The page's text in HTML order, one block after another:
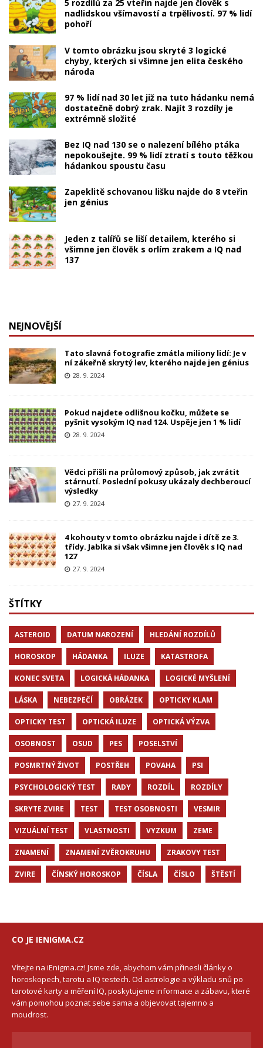
5 rozdílů za 25 vteřin najde jen člověk s
nadlidskou všímavostí a trpělivostí. 97 % lidí
pohoří
V tomto obrázku jsou skryté 3 logické
chyby, kterých si všimne jen elita českého
národa
97 % lidí nad 30 let již na tuto hádanku nemá
dostatečně dobrý zrak. Najít 3 rozdíly je
extrémně složité
Bez IQ nad 130 se o nalezení bílého ptáka
nepokoušejte. 99 % lidí ztratí s touto těžkou
hádankou spoustu času
Zapeklitě schovanou lišku najde do 8 vteřin
jen génius
Jeden z talířů se liší detailem, kterého si
všimne jen člověk s orlím zrakem a IQ nad
137
NEJNOVĚJŠÍ
Tato slavná fotografie zmátla miliony lidí: Je v
ní zákeřně skrytý lev, kterého najde jen génius
28. 9. 2024
Pokud najdete odlišnou kočku, můžete se
pyšnit vysokým IQ nad 124. Uspěje jen 1 % lidí
28. 9. 2024
Vědci přišli na průlomový způsob, jak zvrátit
stárnutí. Poslední pokusy ukázaly dechberoucí
výsledky
27. 9. 2024
4 kohouty v tomto obrázku najde i dítě ze 3.
třídy. Jablka si však všimne jen člověk s IQ nad
127
27. 9. 2024
ŠTÍTKY
ASTEROID DATUM NAROZENÍ HLEDÁNÍ ROZDÍLŮ
HOROSKOP HÁDANKA ILUZE KATASTROFA
KONEC SVETA LOGICKÁ HÁDANKA LOGICKÉ MYŠLENÍ
LÁSKA NEBEZPEČÍ OBRÁZEK OPTICKY KLAM
OPTICKY TEST OPTICKÁ ILUZE OPTICKÁ VÝZVA
OSOBNOST OSUD PES POSELSTVÍ
POSMRTNÝ ŽIVOT POSTŘEH POVAHA PSI
PSYCHOLOGICKÝ TEST RADY ROZDÍL ROZDÍLY
SKRYTE ZVIRE TEST TEST OSOBNOSTI VESMIR
VIZUÁLNÍ TEST VLASTNOSTI VYZKUM ZEME
ZNAMENÍ ZNAMENÍ ZVĚROKRUHU ZRAKOVY TEST
ZVIRE ČÍNSKÝ HOROSKOP ČÍSLA ČÍSLO ŠTĚSTÍ
CO JE IENIGMA.CZ
Vítejte na iEnigma.cz! Jsme zde, abychom vám přinesli články o
horoskopech, tarotu a IQ testech. Od astrologie a výkladu snů po
tarotové karty a měření IQ, poskytujeme informace a zábavu, které
vám pomohou poznat sebe sama a objevovat tajemno a
moudrost.